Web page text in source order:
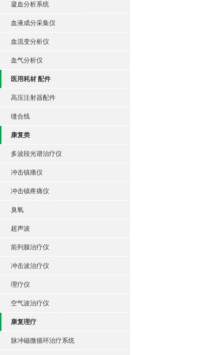
凝血分析系统
血液成分采集仪
血流变分析仪
血气分析仪
医用耗材 配件
高压注射器配件
缝合线
康复类
多波段光谱治疗仪
冲击镇痛仪
冲击镇疼痛仪
臭氧
超声波
前列腺治疗仪
冲击波治疗仪
理疗仪
空气波治疗仪
康复理疗
脉冲磁微循环治疗系统